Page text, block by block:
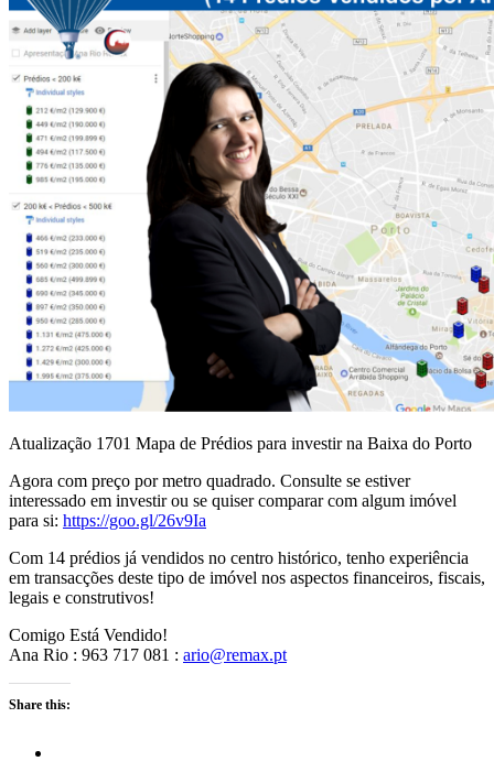
Atualização 1701 Mapa de Prédios para investir na Baixa do Porto
Agora com preço por metro quadrado. Consulte se estiver
interessado em investir ou se quiser comparar com algum imóvel
para si: https://goo.gl/26v9Ia
Com 14 prédios já vendidos no centro histórico, tenho experiência
em transacções deste tipo de imóvel nos aspectos financeiros, fiscais,
legais e construtivos!
Comigo Está Vendido!
Ana Rio : 963 717 081 : ario@remax.pt
Share this: